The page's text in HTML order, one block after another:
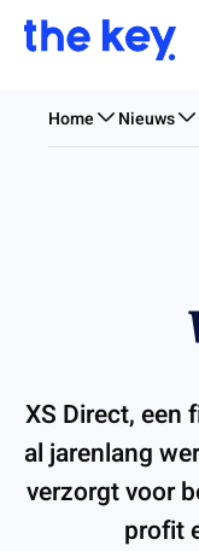
Home Nieuws
XS Direct, een
al jarenlang
verzorgt voor
profit